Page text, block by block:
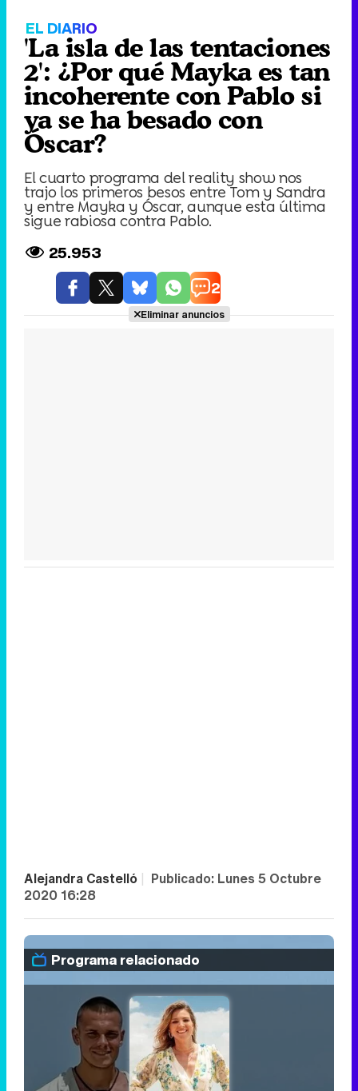
EL DIARIO
'La isla de las tentaciones
2': ¿Por qué Mayka es tan
incoherente con Pablo si
ya se ha besado con
Óscar?
El cuarto programa del reality show nos
trajo los primeros besos entre Tom y Sandra
y entre Mayka y Óscar, aunque esta última
sigue rabiosa contra Pablo.
25.953
2
Eliminar anuncios
Alejandra Castelló | Publicado: Lunes 5 Octubre
2020 16:28
Programa relacionado